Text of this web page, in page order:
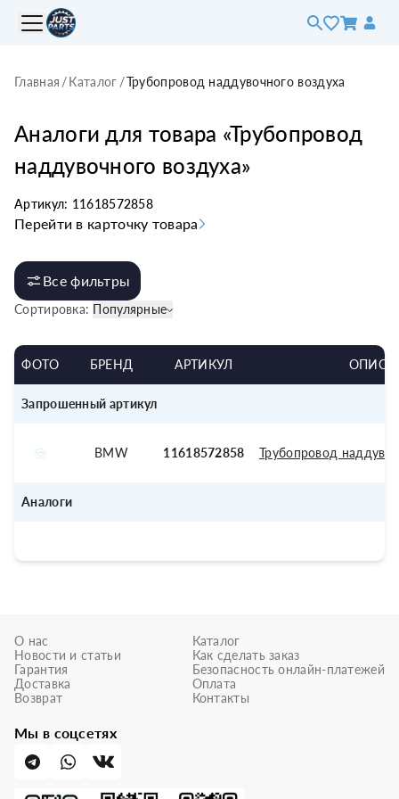
Главная /Каталог /Трубопровод наддувочного воздуха
Аналоги для товара «Трубопровод
наддувочного воздуха»
Артикул: 11618572858
Перейти в карточку товара
Все фильтры
Сортировка: Популярные
ФОТО БРЕНД АРТИКУЛ
Запрошенный артикул
BMW 11618572858 Трубопровод
Аналоги
О нас
Новости и статьи
Гарантия
Доставка
Возврат
Каталог
Как сделать заказ
Безопасность онлайн-платежей
Оплата
Контакты
Мы в соцсетях